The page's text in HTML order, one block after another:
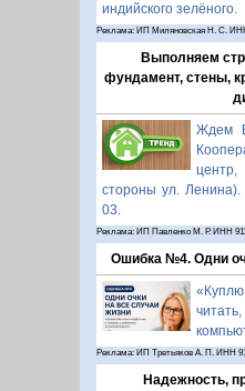
индийского зелёного.
Реклама: ИП Миляновская Н. С.
Выполняем
фундамент, стены,
Ждем
стороны ул.
03.
Реклама: ИП Павленко М. Р. ИНН
Ошибка №4. Одни
Реклама: ИП Третьяков А. П. ИНН
Надежность,